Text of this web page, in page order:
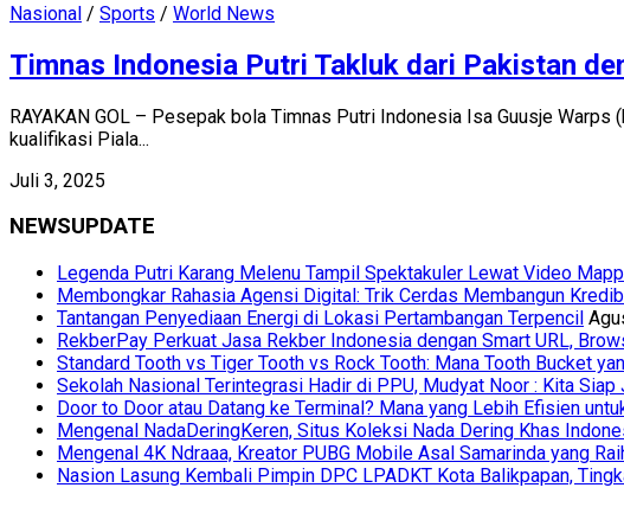
Nasional / Sports / World News
Timnas Indonesia Putri Takluk dari Pakistan
RAYAKAN GOL – Pesepak bola Timnas Putri Indonesia Isa Guusje
kualifikasi Piala...
Juli 3, 2025
NEWSUPDATE
Legenda Putri Karang Melenu Tampil Spektakuler Lewat Video
Membongkar Rahasia Agensi Digital: Trik Cerdas Membangun
Tantangan Penyediaan Energi di Lokasi Pertambangan Terpencil
RekberPay Perkuat Jasa Rekber Indonesia dengan Smart URL,
Standard Tooth vs Tiger Tooth vs Rock Tooth: Mana Tooth Bucket
Sekolah Nasional Terintegrasi Hadir di PPU, Mudyat Noor : Kita Siap
Door to Door atau Datang ke Terminal? Mana yang Lebih Efisien
Mengenal NadaDeringKeren, Situs Koleksi Nada Dering Khas
Mengenal 4K Ndraaa, Kreator PUBG Mobile Asal Samarinda yang
Nasion Lasung Kembali Pimpin DPC LPADKT Kota Balikpapan,